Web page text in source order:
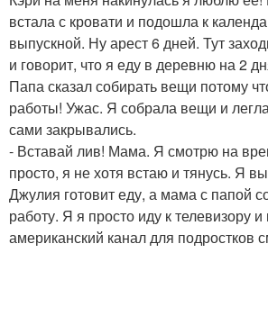
встала с кровати и подошла к
выпускной. Ну арест 6 дней. Тут
и говорит, что я еду в деревню на 2
Папа сказал собирать вещи потому
работы! Ужас. Я собрала вещи и
сами закрывались.
- Вставай лив! Мама. Я смотрю на
просто, я не хотя встаю и тянусь. Я
Джулия готовит еду, а мама с папой
работу. Я я просто иду к телевизору
американский канал для подростков